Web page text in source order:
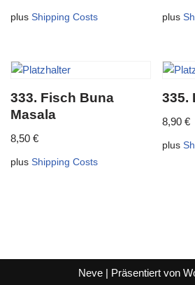
plus Shipping Costs plus
333. Fisch Buna
Masala
8,50 €
plus Shipping Costs
335.
8,90€
plus
Neve | Präsentiert von